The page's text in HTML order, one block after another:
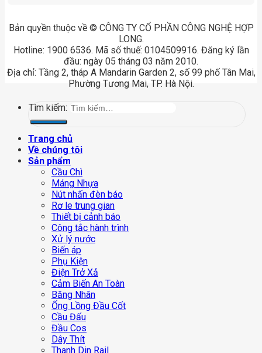
Bản quyền thuộc về © CÔNG TY CỔ PHẦN CÔNG NGHỆ HỢP
LONG.
Hotline: 1900 6536. Mã số thuế: 0104509916. Đăng ký lần
đầu: ngày 05 tháng 03 năm 2010.
Địa chỉ: Tầng 2, tháp A Mandarin Garden 2, số 99 phố Tân Mai,
Phường Tương Mai, TP. Hà Nội.
Tìm kiếm:
Trang chủ
Về chúng tôi
Sản phẩm
Cầu Chì
Máng Nhựa
Nút nhấn đèn báo
Rơ le trung gian
Thiết bị cảnh báo
Công tắc hành trình
Xử lý nước
Biến áp
Phụ Kiện
Điện Trở Xả
Cảm Biến An Toàn
Băng Nhãn
Ống Lồng Đầu Cốt
Cầu Đấu
Đầu Cos
Dây Thít
Thanh Din Rail